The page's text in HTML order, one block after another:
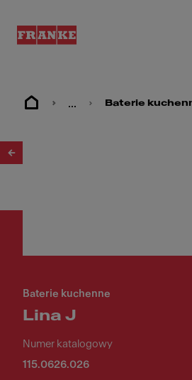
... Baterie
Baterie kuchenne
Lina J
Numer katalogowy
115.0626.026